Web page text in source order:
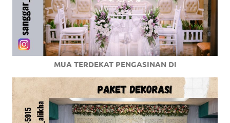
MUA TERDEKAT PENGASINAN DI